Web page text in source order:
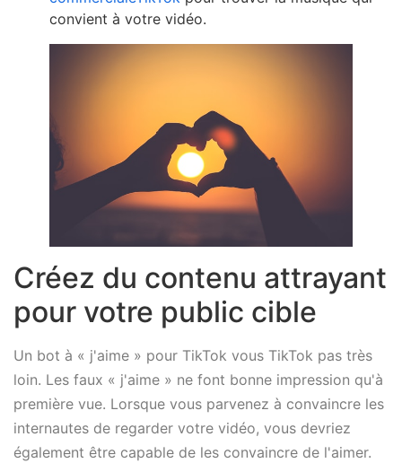
convient à votre vidéo.
Créez du contenu attrayant
pour votre public cible
Un bot à « j'aime » pour TikTok vous TikTok pas très
loin. Les faux « j'aime » ne font bonne impression qu'à
première vue. Lorsque vous parvenez à convaincre les
internautes de regarder votre vidéo, vous devriez
également être capable de les convaincre de l'aimer.